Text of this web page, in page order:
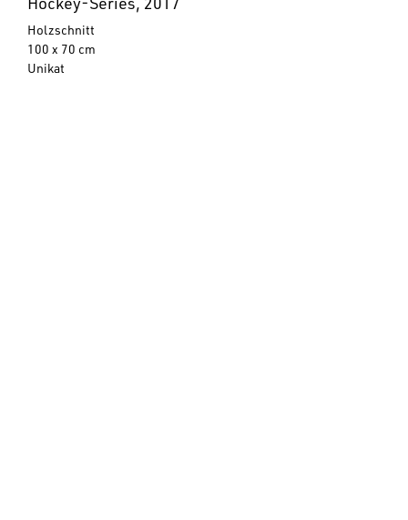
Hockey-Series, 2017
Holzschnitt
100 x 70 cm
Unikat